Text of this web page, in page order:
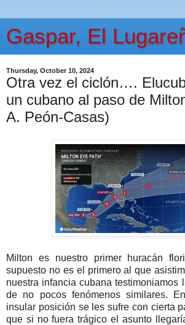
Gaspar, El
Thursday, October 10, 2024
Otra vez el ciclón….
un cubano al paso de
A. Peón-Casas)
Milton es nuestro primer huracán
supuesto no es el primero al que
nuestra infancia cubana testimoniamos
de no pocos fenómenos similares.
insular posición se les sufre con cierta
que si no fuera trágico el asunto